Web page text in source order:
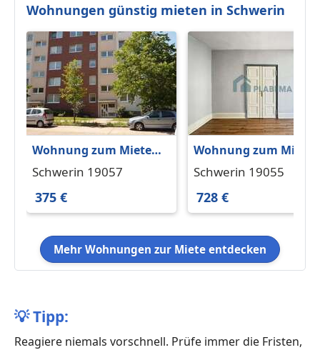
Wohnungen günstig mieten in Schwerin
Wohnung zum Mieten
in Schwerin 375 € 54 m²
Schwerin 19057
375 €
Wohnung zum Mieten
in Schwerin 728 € 56
Schwerin 19055
728 €
Mehr Wohnungen zur Miete entdecken
💡Tipp:
Reagiere niemals vorschnell. Prüfe immer die Fristen,